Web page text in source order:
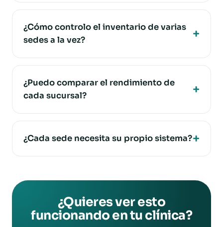
¿Cómo controlo el inventario de varias
sedes a la vez?
¿Puedo comparar el rendimiento de
cada sucursal?
¿Cada sede necesita su propio sistema?
¿Quieres ver esto
funcionando en tu clínica?